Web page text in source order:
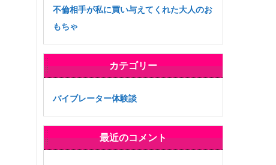
不倫相手が私に買い与えてくれた大人のお
もちゃ
カテゴリー
バイブレーター体験談
最近のコメント